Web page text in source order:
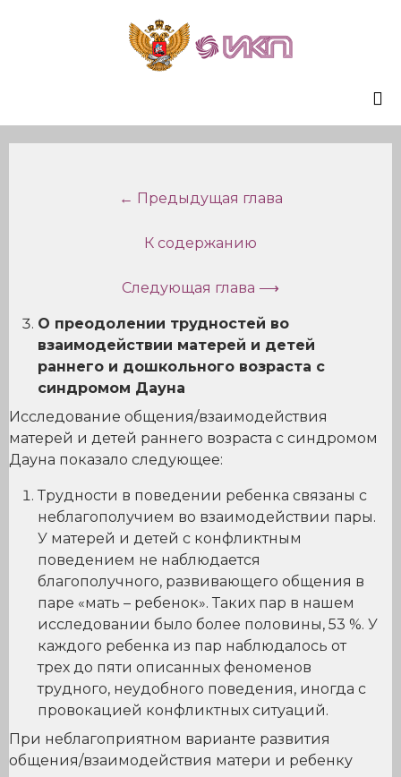
← Предыдущая глава
К содержанию
Следующая глава ⟶
О преодолении трудностей во
взаимодействии матерей и детей
раннего и дошкольного возраста с
синдромом Дауна
Исследование общения/взаимодействия
матерей и детей раннего возраста с синдромом
Дауна показало следующее:
Трудности в поведении ребенка связаны с
неблагополучием во взаимодействии пары.
У матерей и детей с конфликтным
поведением не наблюдается
благополучного, развивающего общения в
паре «мать – ребенок». Таких пар в нашем
исследовании было более половины, 53 %. У
каждого ребенка из пар наблюдалось от
трех до пяти описанных феноменов
трудного, неудобного поведения, иногда с
провокацией конфликтных ситуаций.
При неблагоприятном варианте развития
общения/взаимодействия матери и ребенку